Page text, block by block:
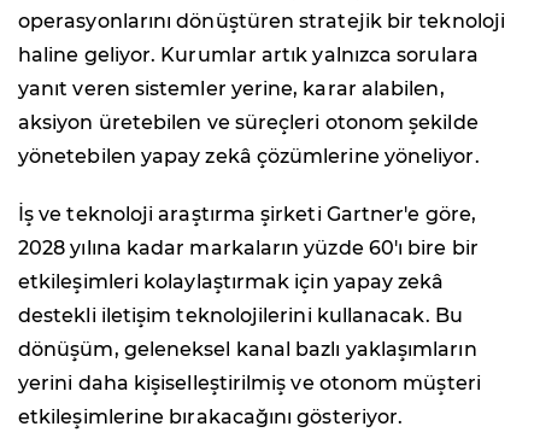
operasyonlarını dönüştüren stratejik bir teknoloji
haline geliyor. Kurumlar artık yalnızca sorulara
yanıt veren sistemler yerine, karar alabilen,
aksiyon üretebilen ve süreçleri otonom şekilde
yönetebilen yapay zekâ çözümlerine yöneliyor.
İş ve teknoloji araştırma şirketi Gartner'e göre,
2028 yılına kadar markaların yüzde 60'ı bire bir
etkileşimleri kolaylaştırmak için yapay zekâ
destekli iletişim teknolojilerini kullanacak. Bu
dönüşüm, geleneksel kanal bazlı yaklaşımların
yerini daha kişiselleştirilmiş ve otonom müşteri
etkileşimlerine bırakacağını gösteriyor.